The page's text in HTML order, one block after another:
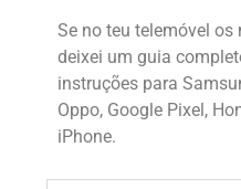
Se no teu telemóvel
deixei um guia
instruções para
Oppo, Google Pixel,
iPhone.